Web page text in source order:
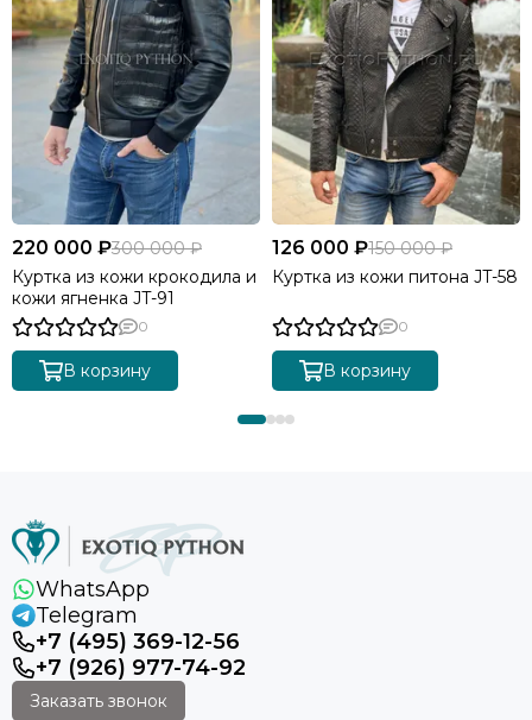
220 000 ₽300 000 ₽
Куртка из кожи крокодила и
кожи ягненка JT-91
0
В корзину
126 000 ₽150 000 ₽
Куртка из кожи питона JT-58
0
В корзину
WhatsApp
Telegram
+7 (495) 369-12-56
+7 (926) 977-74-92
Заказать звонок